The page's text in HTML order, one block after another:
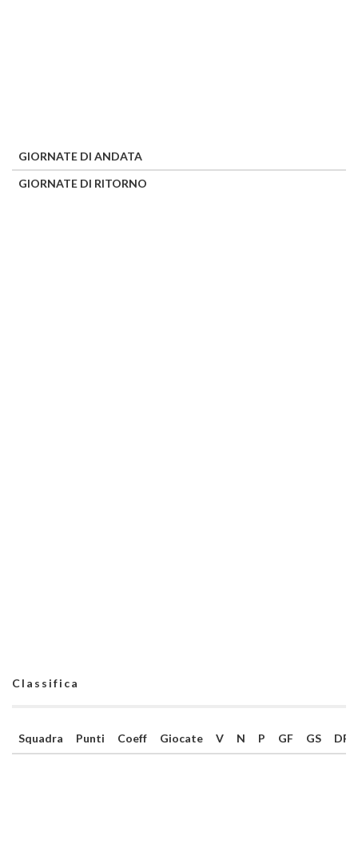
GIORNATE DI ANDATA
GIORNATE DI RITORNO
Classifica
Squadra Punti Coeff Giocate V N P GF GS DR